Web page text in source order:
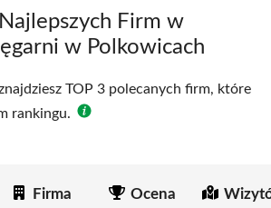
Firm w
w Polkowicach
TOP 3 polecanych firm, które
rankingu.
Firma Ocena